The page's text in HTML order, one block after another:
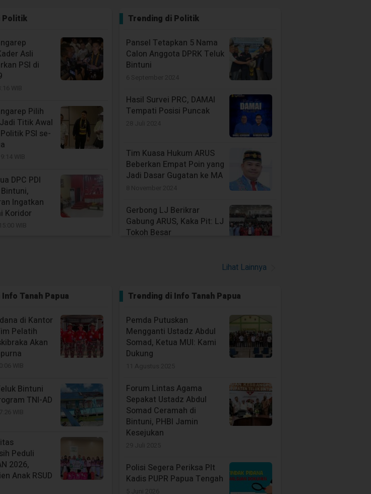
Politik
Asli
PSI di
Pilih
Titik Awal
Politik PSI se-
DPC PDI
Ingatkan
Koridor
Alm.
di DPRK
WIB
Trending di Politik
Pansel Tetapkan 5 Nama
Calon Anggota DPRK Teluk
Bintuni
Hasil Survei PRC, DAMAI
Tempati Posisi Puncak
Tim Kuasa Hukum ARUS
Beberkan Empat Poin yang
Jadi Dasar Gugatan ke MA
Gerbong LJ Berikrar
Gabung ARUS, Kaka Pit: LJ
Tokoh Besar
Lembaga Adat di Teluk
Bintuni Bereaksi
Lihat Lainnya
Info Tanah Papua
di Kantor
Pelatih
Akan
Bintuni
TNI-AD
Peduli
2026,
Anak RSUD
Trending di Info Tanah Papua
Pemda Putuskan
Mengganti Ustadz Abdul
Somad, Ketua MUI: Kami
Dukung
Forum Lintas Agama
Sepakat Ustadz Abdul
Somad Ceramah di
Bintuni, PHBI Jamin
Kesejukan
Polisi Segera Periksa Plt
Kadis PUPR Papua Tengah